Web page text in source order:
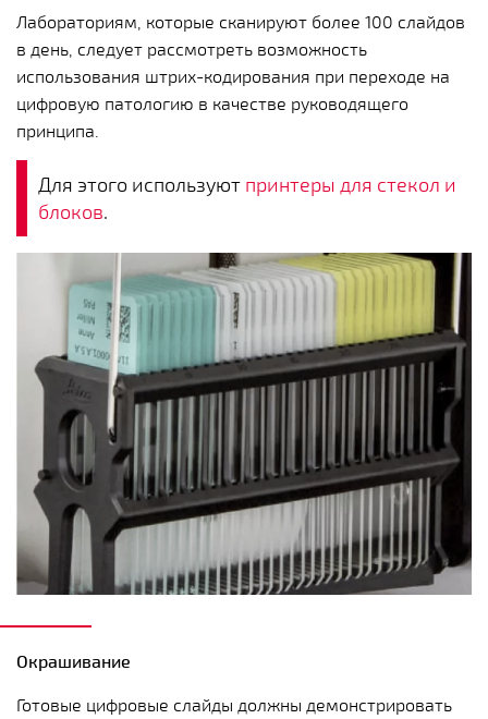
Лабораториям, которые сканируют более 100 слайдов
в день, следует рассмотреть возможность
использования штрих-кодирования при переходе на
цифровую патологию в качестве руководящего
принципа.
Для этого используют принтеры для стекол и
блоков.
Окрашивание
Готовые цифровые слайды должны демонстрировать